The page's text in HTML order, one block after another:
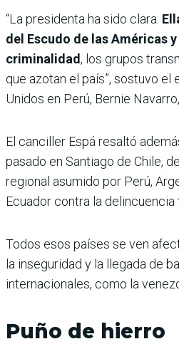
“La presidenta ha sido clara.
del Escudo de las Américas
criminalidad, los grupos
que azotan el país”, sostuvo el
Unidos en Perú, Bernie
El canciller Espá resaltó
pasado en Santiago de Chile,
regional asumido por Perú,
Ecuador contra la delincuencia
Todos esos países se ven
la inseguridad y la llegada de
internacionales, como la
Puño de hierro